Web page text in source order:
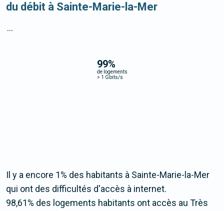
du débit à Sainte-Marie-la-Mer
99%
de logements
> 1 Gbits/s
...
Il y a encore 1% des habitants à Sainte-Marie-la-Mer
qui ont des difficultés d'accès à internet.
98,61% des logements habitants ont accès au Très